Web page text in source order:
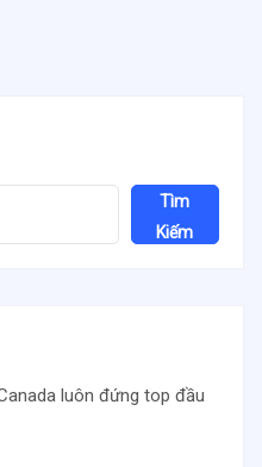
Tìm
Kiếm
luôn đứng top đầu